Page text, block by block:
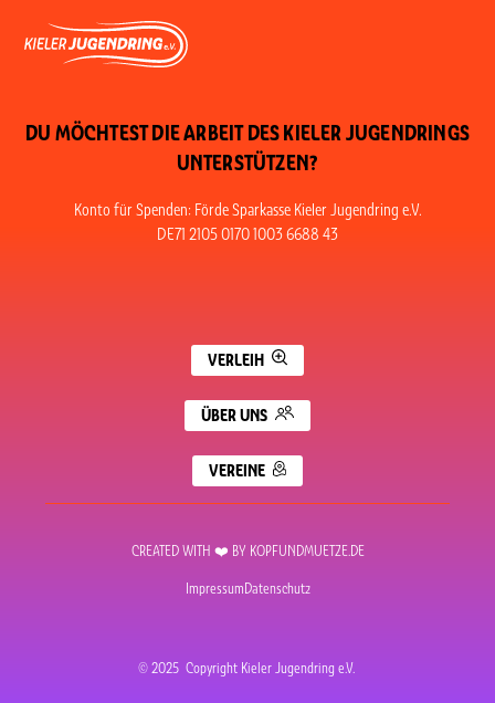
DU MÖCHTEST DIE ARBEIT DES KIELER JUGENDRINGS
UNTERSTÜTZEN?
Konto für Spenden: Förde Sparkasse Kieler Jugendring e.V.
DE71 2105 0170 1003 6688 43
VERLEIH
ÜBER UNS
VEREINE
© 2025 Copyright Kieler Jugendring e.V.
CREATED WITH ❤️ BY KOPFUNDMUETZE.DE
Impressum Datenschutz